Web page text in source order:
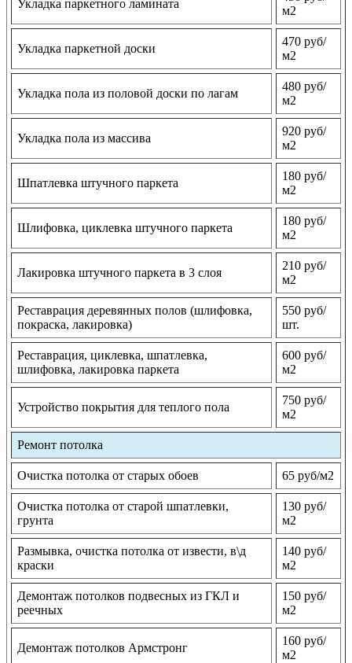
Укладка паркетного ламината
м2
Укладка паркетной доски
470 руб/
м2
Укладка пола из половой доски по лагам
480 руб/
м2
Укладка пола из массива
920 руб/
м2
Шпатлевка штучного паркета
180 руб/
м2
Шлифовка, циклевка штучного паркета
180 руб/
м2
Лакировка штучного паркета в 3 слоя
210 руб/
м2
Реставрация деревянных полов (шлифовка,
покраска, лакировка)
550 руб/
шт.
Реставрация, циклевка, шпатлевка,
шлифовка, лакировка паркета
600 руб/
м2
Устройство покрытия для теплого пола
750 руб/
м2
Ремонт потолка
Очистка потолка от старых обоев 65 руб/м2
Очистка потолка от старой шпатлевки,
грунта
130 руб/
м2
Размывка, очистка потолка от извести, в\д
краски
140 руб/
м2
Демонтаж потолков подвесных из ГКЛ и
реечных
150 руб/
м2
Демонтаж потолков Армстронг
160 руб/
м2